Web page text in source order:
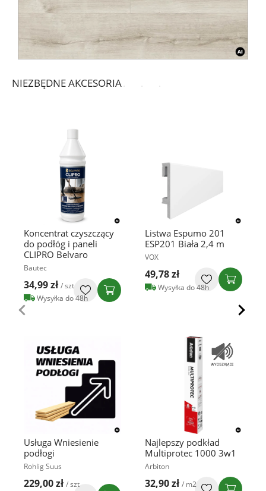
NIEZBĘDNE AKCESORIA
Koncentrat czyszczący
do podłóg i paneli
CLIPRO Belvaro
Bautec
34,99 zł / szt
Wysyłka do 48h
Usługa Wniesienie
podłogi
Rohlig Suus
229,00 zł / szt
Listwa Espumo 201
ESP201 Biała 2,4 m
VOX
49,78 zł
Wysyłka do 48h
Najlepszy podkład
Multiprotec 1000 3w1
Arbiton
32,90 zł / m2